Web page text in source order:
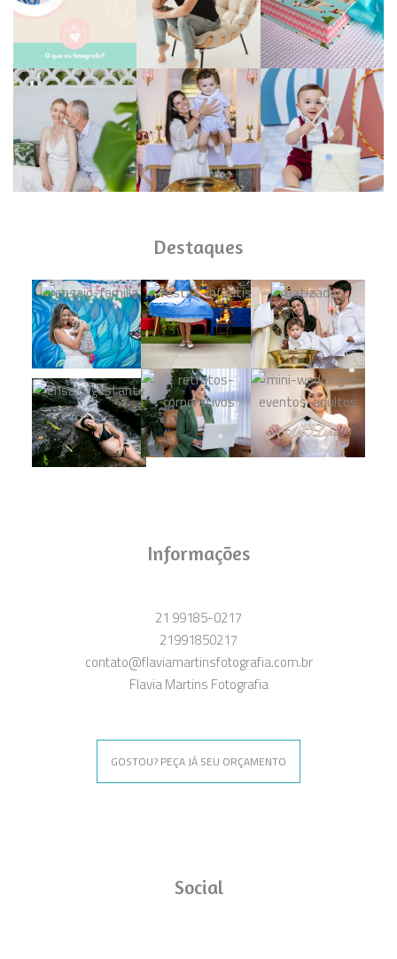
Destaques
Informações
21 99185-0217
21991850217
contato@flaviamartinsfotografia.com.br
Flavia Martins Fotografia
GOSTOU? PEÇA JÁ SEU ORÇAMENTO
Social